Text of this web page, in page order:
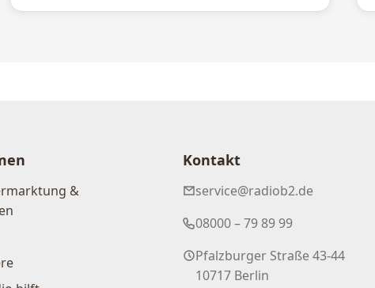
&
Kontakt
service@radiob2.de
08000 – 79 89 99
Pfalzburger Straße 43-44
10717 Berlin